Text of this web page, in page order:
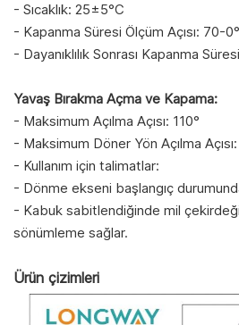
- Sıcaklık: 25±5°C
- Kapanma Süresi Ölçüm Açısı: 70-0°
- Dayanıklılık Sonrası Kapanma
Yavaş Bırakma Açma ve Kapama:
- Maksimum Açılma Açısı: 110°
- Maksimum Döner Yön Açılma
- Kullanım için talimatlar:
- Dönme ekseni başlangıç
- Kabuk sabitlendiğinde mil
sönümleme sağlar.
Ürün çizimleri